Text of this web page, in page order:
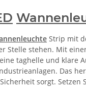
Strip mit
Stelle stehen. Mit
taghelle und klare
Das
sorgt. Setzen